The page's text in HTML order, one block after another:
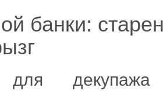
банки:
для